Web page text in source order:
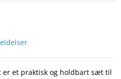
et praktisk og holdbart sæt til